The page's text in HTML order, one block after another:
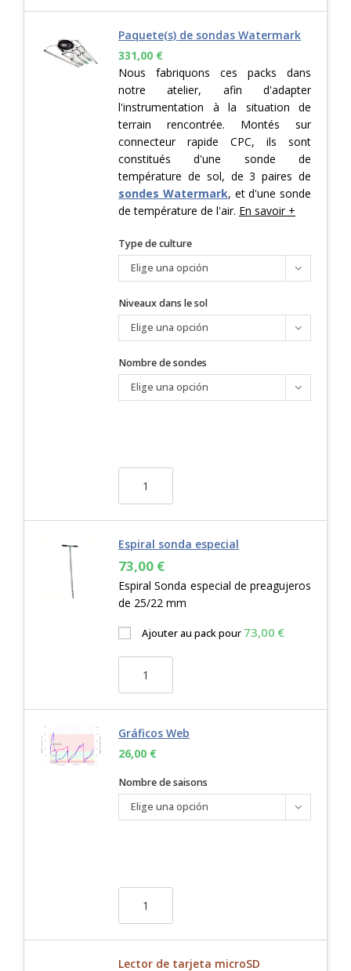
Paquete(s) de sondas Watermark
331,00 €
Nous fabriquons ces packs dans
notre atelier, afin d'adapter
l'instrumentation à la situation de
terrain rencontrée. Montés sur
connecteur rapide CPC, ils sont
constitués d'une sonde de
température de sol, de 3 paires de
sondes Watermark, et d'une sonde
de température de l'air. En savoir +
Type de culture
Elige una opción
Niveaux dans le sol
Elige una opción
Nombre de sondes
Elige una opción
Espiral sonda especial
73,00 €
Espiral Sonda especial de preagujeros
de 25/22 mm
Ajouter au pack pour 73,00 €
Gráficos Web
26,00 €
Nombre de saisons
Elige una opción
Lector de tarjeta microSD